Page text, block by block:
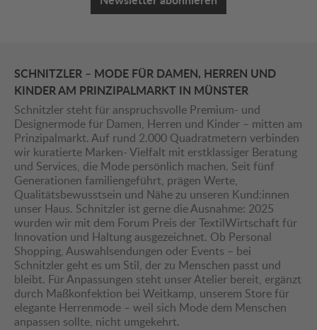
SCHNITZLER – MODE FÜR DAMEN, HERREN UND
KINDER AM PRINZIPALMARKT IN MÜNSTER
Schnitzler steht für anspruchsvolle Premium- und
Designermode für Damen, Herren und Kinder – mitten am
Prinzipalmarkt. Auf rund 2.000 Quadratmetern verbinden
wir kuratierte Marken- Vielfalt mit erstklassiger Beratung
und Services, die Mode persönlich machen. Seit fünf
Generationen familiengeführt, prägen Werte,
Qualitätsbewusstsein und Nähe zu unseren Kund:innen
unser Haus. Schnitzler ist gerne die Ausnahme: 2025
wurden wir mit dem Forum Preis der TextilWirtschaft für
Innovation und Haltung ausgezeichnet. Ob Personal
Shopping, Auswahlsendungen oder Events – bei
Schnitzler geht es um Stil, der zu Menschen passt und
bleibt. Für Anpassungen steht unser Atelier bereit, ergänzt
durch Maßkonfektion bei Weitkamp, unserem Store für
elegante Herrenmode – weil sich Mode dem Menschen
anpassen sollte, nicht umgekehrt.